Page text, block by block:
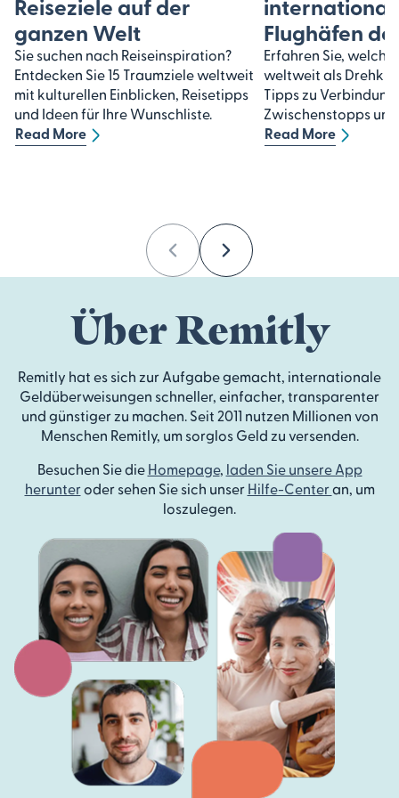
Reiseziele auf der
ganzen Welt
Sie suchen nach Reiseinspiration?
Entdecken Sie 15 Traumziele weltweit
mit kulturellen Einblicken, Reisetipps
und Ideen für Ihre Wunschliste.
Read More
Flughäfen
Erfahren Sie, welche
weltweit als
Tipps zu
Zwischenstopps
Read More
PreviousNext
Über Remitly
Remitly hat es sich zur Aufgabe gemacht, internationale
Geldüberweisungen schneller, einfacher, transparenter
und günstiger zu machen. Seit 2011 nutzen Millionen von
Menschen Remitly, um sorglos Geld zu versenden.
Besuchen Sie die Homepage, laden Sie unsere App
herunteroder sehen Sie sich unser Hilfe-Centeran, um
loszulegen.